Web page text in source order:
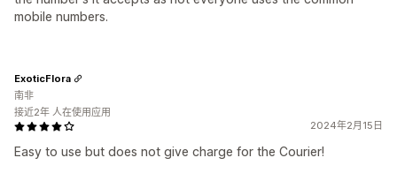
mobile numbers.
2024年2月15日
Easy to use but does not give charge for the Courier!
ExoticFlora
南非
接近2年 人在使用应用